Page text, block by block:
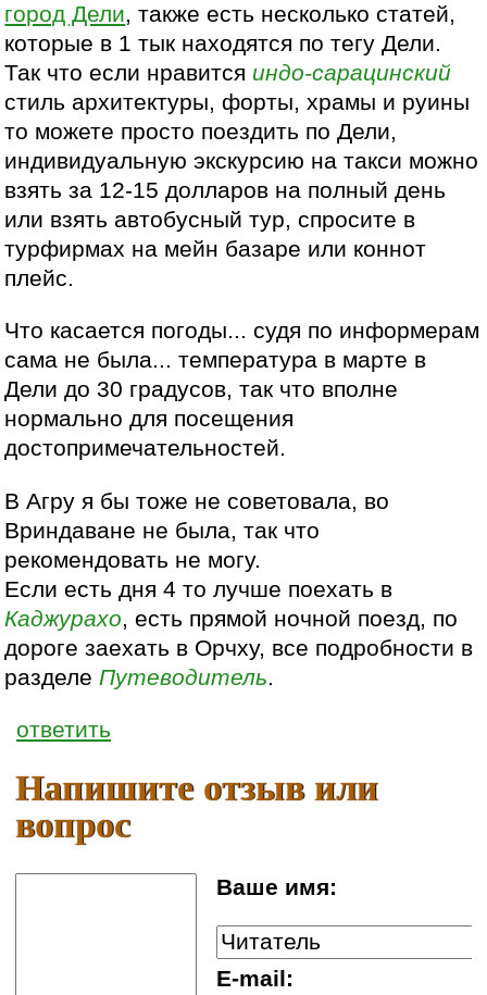
город Дели, также есть несколько статей,
которые в 1 тык находятся по тегу Дели.
Так что если нравится индо-сарацинский
стиль архитектуры, форты, храмы и руины
то можете просто поездить по Дели,
индивидуальную экскурсию на такси можно
взять за 12-15 долларов на полный день
или взять автобусный тур, спросите в
турфирмах на мейн базаре или коннот
плейс.
Что касается погоды... судя по информерам
сама не была... температура в марте в
Дели до 30 градусов, так что вполне
нормально для посещения
достопримечательностей.
В Агру я бы тоже не советовала, во
Вриндаване не была, так что
рекомендовать не могу.
Если есть дня 4 то лучше поехать в
Каджурахо, есть прямой ночной поезд, по
дороге заехать в Орчху, все подробности в
разделе Путеводитель.
ответить
Напишите отзыв или
вопрос
Ваше имя:
E-mail: